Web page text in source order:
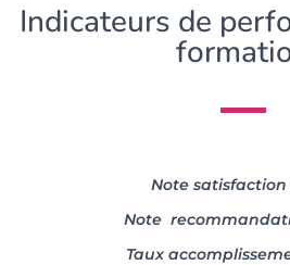
Indicateurs de
Note satisfaction
Note
Taux